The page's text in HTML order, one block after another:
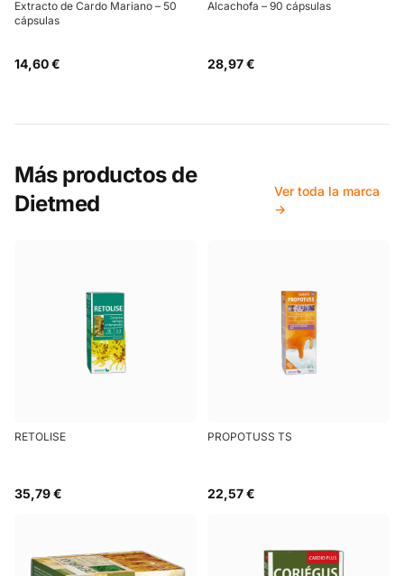
Extracto de Cardo Mariano – 50
cápsulas
14,60 €
Alcachofa – 90 cápsulas
28,97 €
Más productos de
Dietmed
Ver toda la marca
→
RETOLISE
35,79 €
PROPOTUSS TS
22,57 €